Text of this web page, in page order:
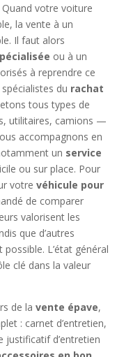
votre voiture
la vente à un
Il faut alors
ou à un
à reprendre ce
du rachat
tous types de
utilitaires, camions —
accompagnons en
un service
ou sur place. Pour
votre véhicule pour
de comparer
valorisent les
que d’autres
L’état général
clé dans la valeur
de la vente épave,
: carnet d’entretien,
d’entretien